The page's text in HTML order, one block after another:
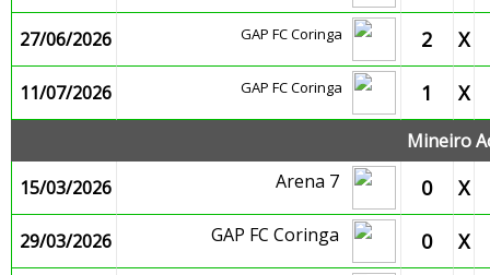
27/06/2026 GAP FC Coringa 2 X
11/07/2026 GAP FC Coringa 1 X
Mineiro
15/03/2026
Arena 7 0 X
29/03/2026 GAP FC Coringa 0 X